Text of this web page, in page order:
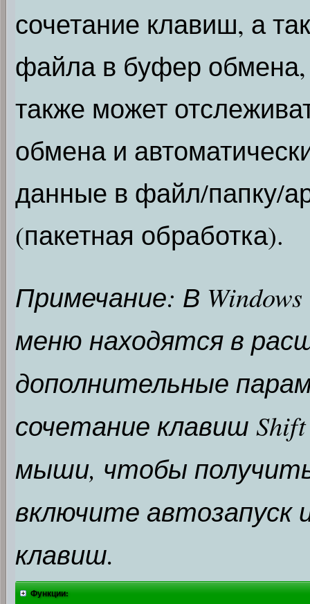
сочетание клавиш, а
файла в буфер
также может
обмена и
данные в файл/папку/
(пакетная обработка).
Примечание: В
меню находятся в
дополнительные
сочетание клавиш
мыши, чтобы
включите автозапуск
клавиш.
Функции: